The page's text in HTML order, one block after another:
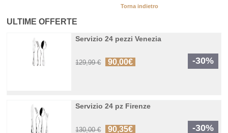
Torna indietro
ULTIME OFFERTE
Servizio 24 pezzi Venezia
-30%
129,99 € 90,00€
Servizio 24 pz Firenze
-30%
130,00 € 90,35€